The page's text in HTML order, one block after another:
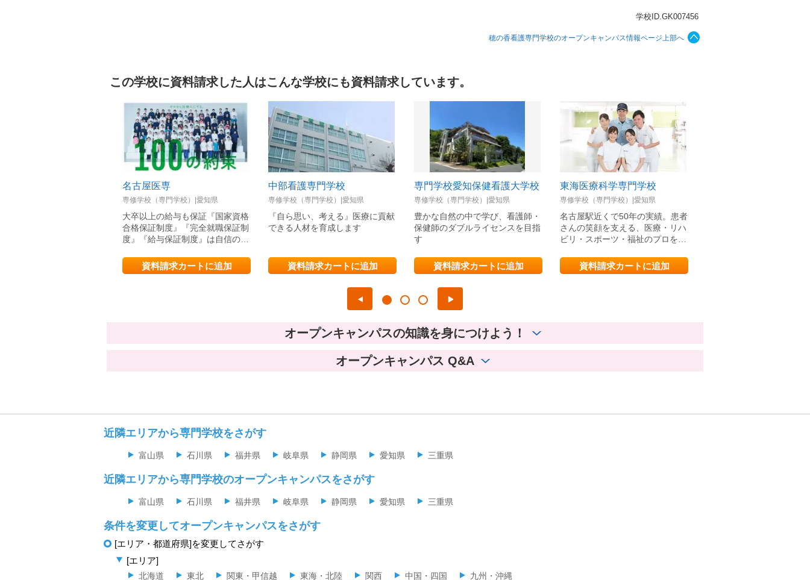
学校ID.GK007456
穂の香看護専門学校のオープンキャンパス情報ページ上部へ
この学校に資料請求した人はこんな学校にも資料請求しています。
名古屋医専
専修学校（専門学校）|愛知県
大卒以上の給与も保証『国家資格
合格保証制度』『完全就職保証制
度』『給与保証制度』は自信の…
資料請求カートに追加
中部看護専門学校
専修学校（専門学校）|愛知県
『自ら思い、考える』医療に貢献
できる人材を育成します
資料請求カートに追加
専門学校愛知保健看護大学校
専修学校（専門学校）|愛知県
豊かな自然の中で学び、看護師・
保健師のダブルライセンスを目指
す
資料請求カートに追加
東海医療科学専門学校
専修学校（専門学校）|愛知県
名古屋駅近くで50年の実績。患者
さんの笑顔を支える、医療・リハ
ビリ・スポーツ・福祉のプロを…
資料請求カートに追加
オープンキャンパスの知識を身につけよう！
オープンキャンパス Q&A
近隣エリアから専門学校をさがす
富山県 石川県 福井県 岐阜県 静岡県 愛知県 三重県
近隣エリアから専門学校のオープンキャンパスをさがす
富山県 石川県 福井県 岐阜県 静岡県 愛知県 三重県
条件を変更してオープンキャンパスをさがす
[エリア・都道府県]を変更してさがす
[エリア]
北海道 東北 関東・甲信越 東海・北陸 関西 中国・四国 九州・沖縄